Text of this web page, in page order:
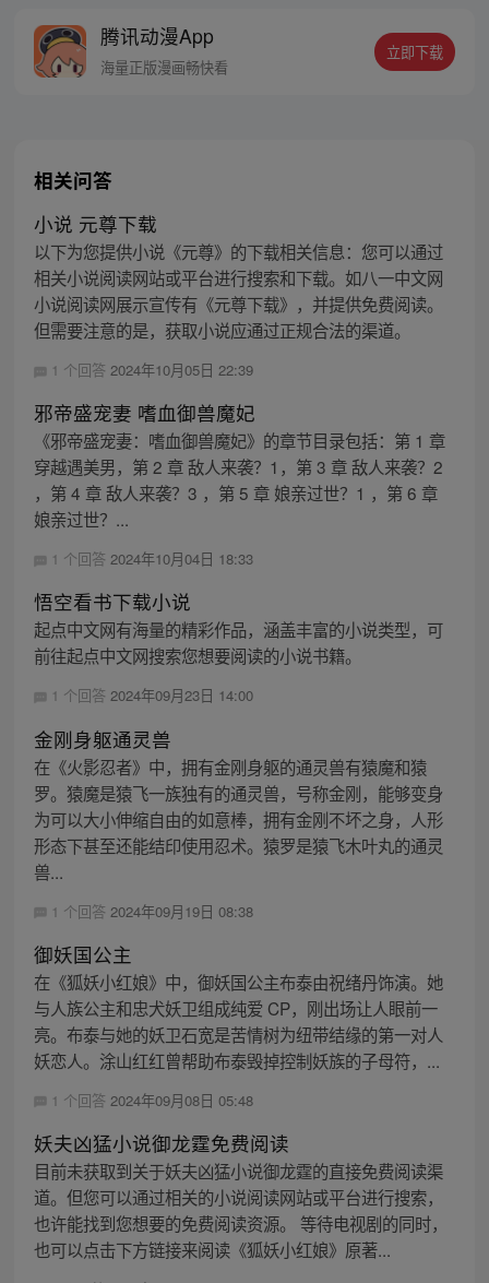
腾讯动漫App
海量正版漫画畅快看
立即下载
相关问答
小说 元尊下载
以下为您提供小说《元尊》的下载相关信息：您可以通过
相关小说阅读网站或平台进行搜索和下载。如八一中文网
小说阅读网展示宣传有《元尊下载》，并提供免费阅读。
但需要注意的是，获取小说应通过正规合法的渠道。
1 个回答 2024年10月05日 22:39
邪帝盛宠妻 嗜血御兽魔妃
《邪帝盛宠妻：嗜血御兽魔妃》的章节目录包括：第 1 章
穿越遇美男，第 2 章 敌人来袭？1，第 3 章 敌人来袭？2
，第 4 章 敌人来袭？3 ，第 5 章 娘亲过世？1 ，第 6 章
娘亲过世？...
1 个回答 2024年10月04日 18:33
悟空看书下载小说
起点中文网有海量的精彩作品，涵盖丰富的小说类型，可
前往起点中文网搜索您想要阅读的小说书籍。
1 个回答 2024年09月23日 14:00
金刚身躯通灵兽
在《火影忍者》中，拥有金刚身躯的通灵兽有猿魔和猿
罗。猿魔是猿飞一族独有的通灵兽，号称金刚，能够变身
为可以大小伸缩自由的如意棒，拥有金刚不坏之身，人形
形态下甚至还能结印使用忍术。猿罗是猿飞木叶丸的通灵
兽...
1 个回答 2024年09月19日 08:38
御妖国公主
在《狐妖小红娘》中，御妖国公主布泰由祝绪丹饰演。她
与人族公主和忠犬妖卫组成纯爱 CP，刚出场让人眼前一
亮。布泰与她的妖卫石宽是苦情树为纽带结缘的第一对人
妖恋人。涂山红红曾帮助布泰毁掉控制妖族的子母符，...
1 个回答 2024年09月08日 05:48
妖夫凶猛小说御龙霆免费阅读
目前未获取到关于妖夫凶猛小说御龙霆的直接免费阅读渠
道。但您可以通过相关的小说阅读网站或平台进行搜索，
也许能找到您想要的免费阅读资源。 等待电视剧的同时，
也可以点击下方链接来阅读《狐妖小红娘》原著...